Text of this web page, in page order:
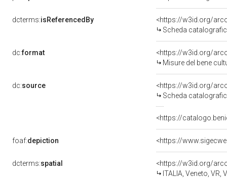
dcterms:isReferencedBy
<https://w3id.org/
Scheda
dc:format
<https://w3id.org/
Misure del bene
dc:source
<https://w3id.org/
Scheda
<https://
foaf:depiction <https://
dcterms:spatial
<https://w3id.org/
ITALIA, Veneto, VR,